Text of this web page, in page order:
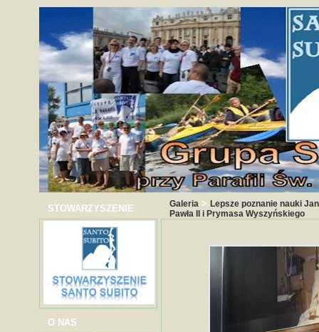
STOWARZYSZENIE
O NAS
Galeria > Lepsze poznanie nauki
Pawła II i Prymasa Wyszyńskiego